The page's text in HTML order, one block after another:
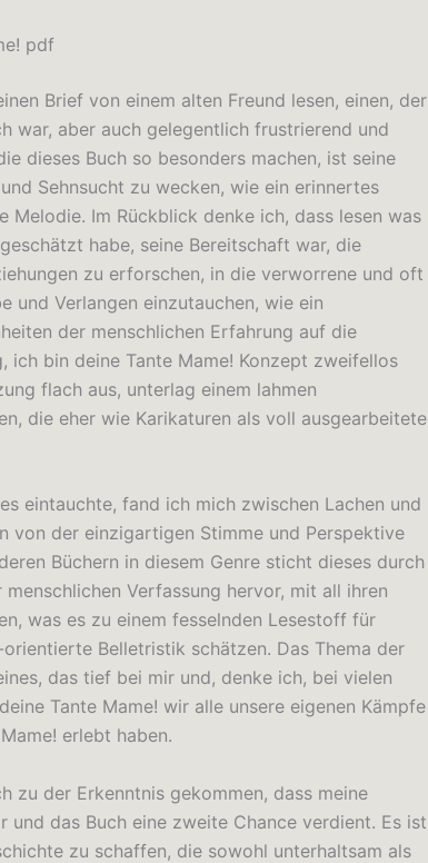
pdf
Brief von einem alten Freund lesen, einen, der
war, aber auch gelegentlich frustrierend und
dieses Buch so besonders machen, ist seine
Sehnsucht zu wecken, wie ein erinnertes
Melodie. Im Rückblick denke ich, dass lesen was
habe, seine Bereitschaft war, die
zu erforschen, in die verworrene und oft
und Verlangen einzutauchen, wie ein
der menschlichen Erfahrung auf die
ich bin deine Tante Mame! Konzept zweifellos
flach aus, unterlag einem lahmen
die eher wie Karikaturen als voll ausgearbeitete
eintauchte, fand ich mich zwischen Lachen und
von der einzigartigen Stimme und Perspektive
Büchern in diesem Genre sticht dieses durch
Verfassung hervor, mit all ihren
was es zu einem fesselnden Lesestoff für
Belletristik schätzen. Das Thema der
das tief bei mir und, denke ich, bei vielen
Tante Mame! wir alle unsere eigenen Kämpfe
erlebt haben.
zu der Erkenntnis gekommen, dass meine
und das Buch eine zweite Chance verdient. Es ist
zu schaffen, die sowohl unterhaltsam als